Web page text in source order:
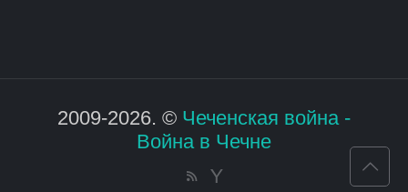
2009-2026. © Чеченская война -
Война в Чечне